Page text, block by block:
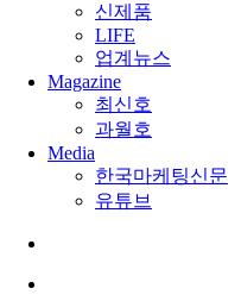
신제품
LIFE
업계뉴스
Magazine
최신호
과월호
Media
한국마케팅신문
유튜브